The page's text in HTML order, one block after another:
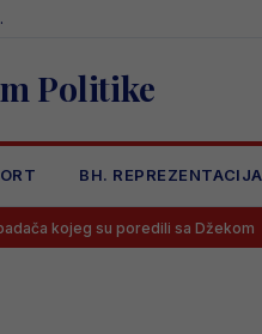
Politike
BH. REPREZENTACIJA
poredili sa Džekom Rodri